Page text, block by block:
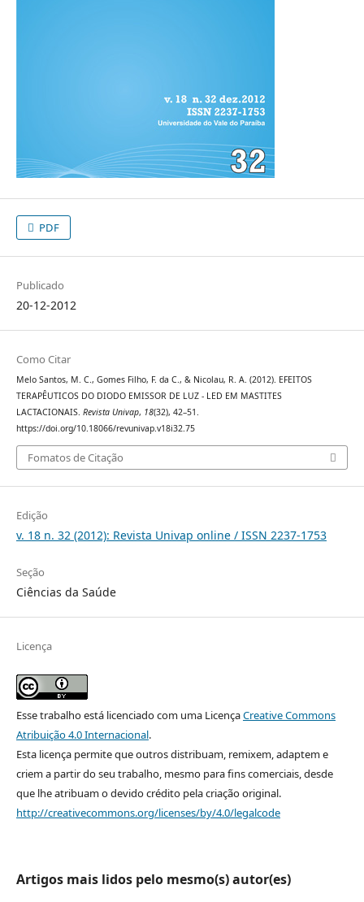
PDF
Publicado
20-12-2012
Como Citar
Melo Santos, M. C., Gomes Filho, F. da C., & Nicolau, R. A. (2012). EFEITOS
TERAPÊUTICOS DO DIODO EMISSOR DE LUZ - LED EM MASTITES
LACTACIONAIS. Revista Univap, 18(32), 42–51.
https://doi.org/10.18066/revunivap.v18i32.75
Fomatos de Citação
Edição
v. 18 n. 32 (2012): Revista Univap online / ISSN 2237-1753
Seção
Ciências da Saúde
Licença
Esse trabalho está licenciado com uma LicençaCreative Commons
Atribuição 4.0 Internacional.
Esta licença permite que outros distribuam, remixem, adaptem e
criem a partir do seu trabalho, mesmo para fins comerciais, desde
que lhe atribuam o devido crédito pela criação original.
http://creativecommons.org/licenses/by/4.0/legalcode
Artigos mais lidos pelo mesmo(s) autor(es)